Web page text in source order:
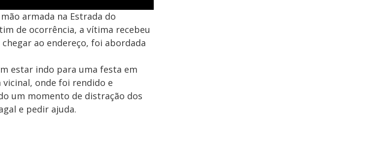
armada na Estrada do
de ocorrência, a vítima recebeu
ao endereço, foi abordada
estar indo para uma festa em
onde foi rendido e
um momento de distração dos
e pedir ajuda.